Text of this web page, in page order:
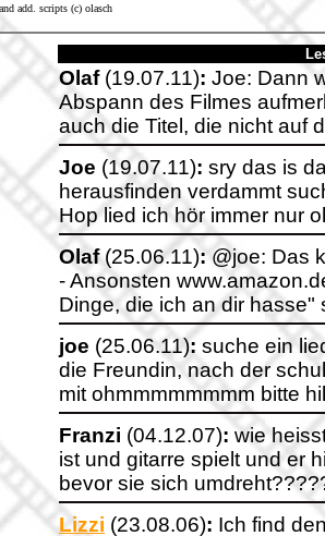
add. scripts (c) olasch
Olaf(19.07.11): Joe: Dann
Abspann des Filmes
auch die Titel, die nicht auf
Joe (19.07.11): sry das is
herausfinden verdammt
Hop lied ich hör immer nur
Olaf(25.06.11):@joe: Das
- Ansonsten
Dinge, die ich an dir hasse"
joe (25.06.11): suche ein
die Freundin, nach der
mit ohmmmmmmmm bitte
Franzi (04.12.07): wie
ist und gitarre spielt und er
bevor sie sich
Lizzi (23.08.06): Ich find